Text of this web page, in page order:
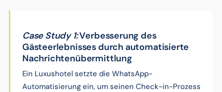
Case Study 1:Verbesserung des
Gästeerlebnisses durch automatisierte
Nachrichtenübermittlung
Ein Luxushotel setzte die WhatsApp-
Automatisierung ein, um seinen Check-in-Prozess